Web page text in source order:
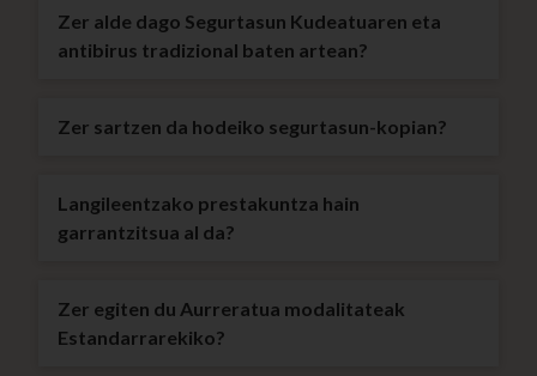
Zer alde dago Segurtasun Kudeatuaren eta
antibirus tradizional baten artean?
Zer sartzen da hodeiko segurtasun-kopian?
Langileentzako prestakuntza hain
garrantzitsua al da?
Zer egiten du Aurreratua modalitateak
Estandarrarekiko?